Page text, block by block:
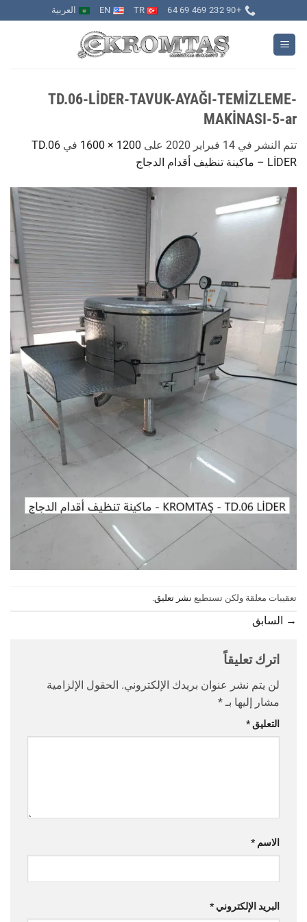
للمحتوى
+90 232 469 69 64
TR
EN العربية
TD.06-LİDER-TAVUK-AYAĞI-TEMİZLEME-
MAKİNASI-5-ar
تتم النشر في 14 فبراير 2020 على 1200 × 1600 في TD.06
LİDER – ماكينة تنظيف أقدام الدجاج
تعقيبات معلقة ولكن تستطيع نشر تعليق.
→ السابق
اترك تعليقاً
لن يتم نشر عنوان بريدك الإلكتروني. الحقول الإلزامية
مشار إليها بـ*
التعليق*
الاسم*
البريد الإلكتروني*